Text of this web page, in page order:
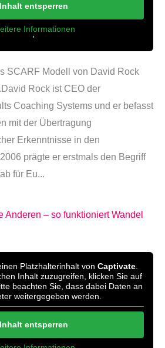
Inhalt entsperren
Informationen
'
SCARF Modell von David Rock
Rock ist CEO der
Coaching Systems und er befasst
mit der Übertragung
Erkenntnisse in den
prägte er erstmals den Begriff
für Eu...
Anderen – so funktioniert Wandel
Platzhalterinhalt von Captivate
Inhalt zuzugreifen, klicken Sie auf
beachten Sie, dass dabei Daten an
weitergegeben werden.
Inhalt entsperren